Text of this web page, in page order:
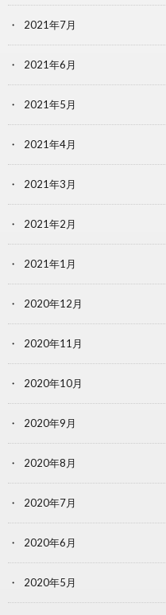
2021年7月
2021年6月
2021年5月
2021年4月
2021年3月
2021年2月
2021年1月
2020年12月
2020年11月
2020年10月
2020年9月
2020年8月
2020年7月
2020年6月
2020年5月